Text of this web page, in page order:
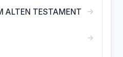
ALTEN TESTAMENT →
→